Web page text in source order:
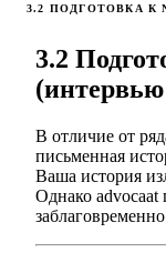
3.2 ПОДГОТОВКА К
3.2
В отличие от
письменная
Ваша история
Однако advocaat